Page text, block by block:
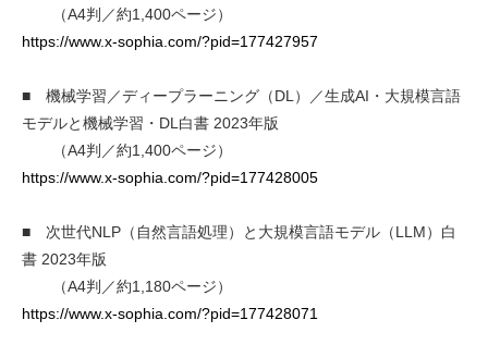
（A4判／約1,400ページ）
https://www.x-sophia.com/?pid=177427957
■ 機械学習／ディープラーニング（DL）／生成AI・大規模言語
モデルと機械学習・DL白書 2023年版
（A4判／約1,400ページ）
https://www.x-sophia.com/?pid=177428005
■ 次世代NLP（自然言語処理）と大規模言語モデル（LLM）白
書 2023年版
（A4判／約1,180ページ）
https://www.x-sophia.com/?pid=177428071